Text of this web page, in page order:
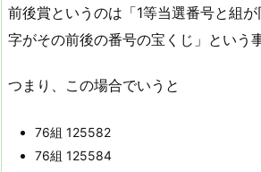
前後賞というのは「1等当選番号と組
字がその前後の番号の宝くじ」という
つまり、この場合でいうと
76組 125582
76組 125584